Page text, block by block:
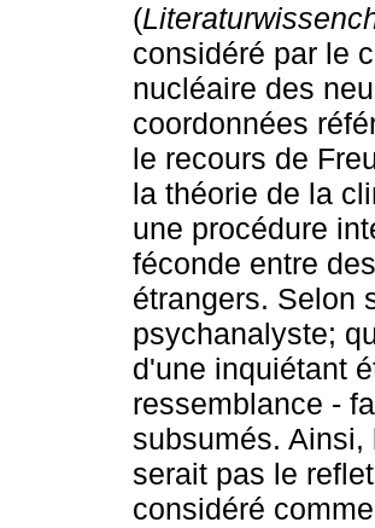
(
considéré par le
nucléaire des
coordonnées
le recours de
la théorie de la
une procédure
féconde entre
étrangers. Selon
psychanalyste;
d'une inquiétant
ressemblance -
subsumés.
serait pas le
considéré